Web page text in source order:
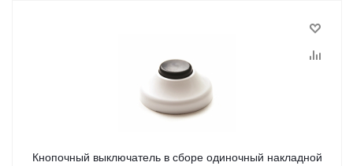
Кнопочный выключатель в сборе одиночный накладной